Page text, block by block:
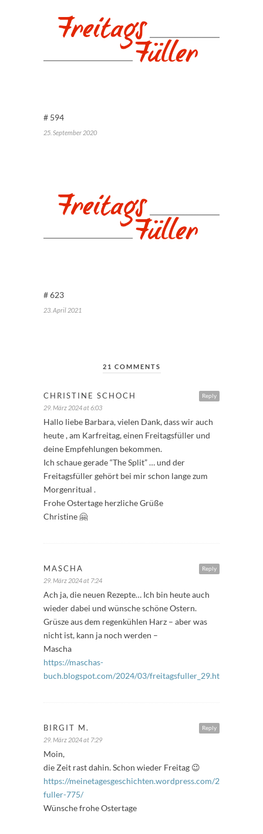
# 594
25. September 2020
# 623
23. April 2021
21 COMMENTS
Reply
CHRISTINE SCHOCH
29. März 2024 at 6:03
Hallo liebe Barbara, vielen Dank, dass wir auch
heute , am Karfreitag, einen Freitagsfüller und
deine Empfehlungen bekommen.
Ich schaue gerade “The Split” … und der
Freitagsfüller gehört bei mir schon lange zum
Morgenritual .
Frohe Ostertage herzliche Grüße
Christine 🤗
Reply
MASCHA
29. März 2024 at 7:24
Ach ja, die neuen Rezepte… Ich bin heute auch
wieder dabei und wünsche schöne Ostern.
Grüsze aus dem regenkühlen Harz – aber was
nicht ist, kann ja noch werden –
Mascha
https://maschas-
buch.blogspot.com/2024/03/freitagsfuller_29.html
Reply
BIRGIT M.
29. März 2024 at 7:29
Moin,
die Zeit rast dahin. Schon wieder Freitag 😉
https://meinetagesgeschichten.wordpress.com/2024/03/
fuller-775/
Wünsche frohe Ostertage